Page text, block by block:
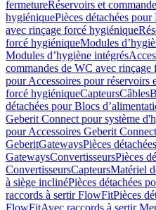
fermetureRéservoirs et
hygiéniquePièces détachées
avec rinçage forcé hygiénique
forcé hygiéniqueModules
Modules d’hygiène intégrés
commandes de WC avec
pour Accessoires pour réservoirs
forcé hygiéniqueCapteursCâbles
détachées pour Blocs
Geberit Connect pour système
pour Accessoires Geberit
GeberitGatewaysPièces
GatewaysConvertisseursPièces
ConvertisseursCapteursMatériel
à siège inclinéPièces détachées
raccords à sertir FlowFitPièces
FlowFitAvec raccords à sertir